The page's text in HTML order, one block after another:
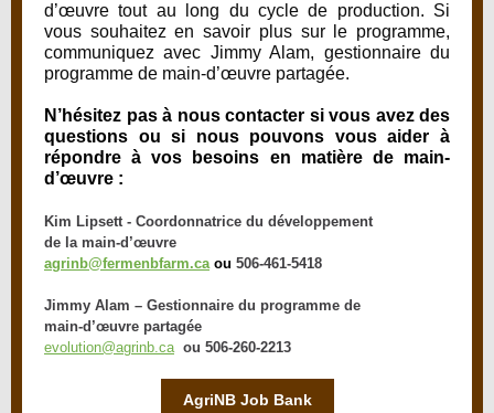
d’œuvre tout au long du cycle de production. Si
vous souhaitez en savoir plus sur le programme,
communiquez avec Jimmy Alam, gestionnaire du
programme de main-d’œuvre partagée.
N’hésitez pas à nous contacter si vous avez des
questions ou si nous pouvons vous aider à
répondre à vos besoins en matière de main-
d’œuvre :
Kim Lipsett - Coordonnatrice du développement
de la main-d’œuvre
agrinb@fermenbfarm.ca ou 506-461-5418
Jimmy Alam – Gestionnaire du programme de
main-d’œuvre partagée
evolution@agrinb.ca ou 506-260-2213
AgriNB Job Bank